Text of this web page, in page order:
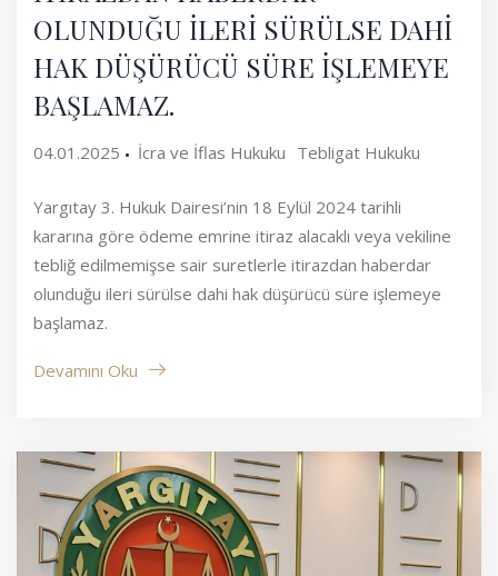
OLUNDUĞU İLERİ SÜRÜLSE DAHİ
HAK DÜŞÜRÜCÜ SÜRE İŞLEMEYE
BAŞLAMAZ.
04.01.2025 İcra ve İflas Hukuku Tebligat Hukuku
Yargıtay 3. Hukuk Dairesi’nin 18 Eylül 2024 tarihli
kararına göre ödeme emrine itiraz alacaklı veya vekiline
tebliğ edilmemişse sair suretlerle itirazdan haberdar
olunduğu ileri sürülse dahi hak düşürücü süre işlemeye
başlamaz.
Devamını Oku